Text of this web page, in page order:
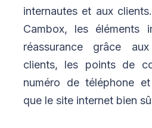
internautes et aux
Cambox, les éléments
réassurance grâce
clients, les points de
numéro de téléphone
que le site internet bien